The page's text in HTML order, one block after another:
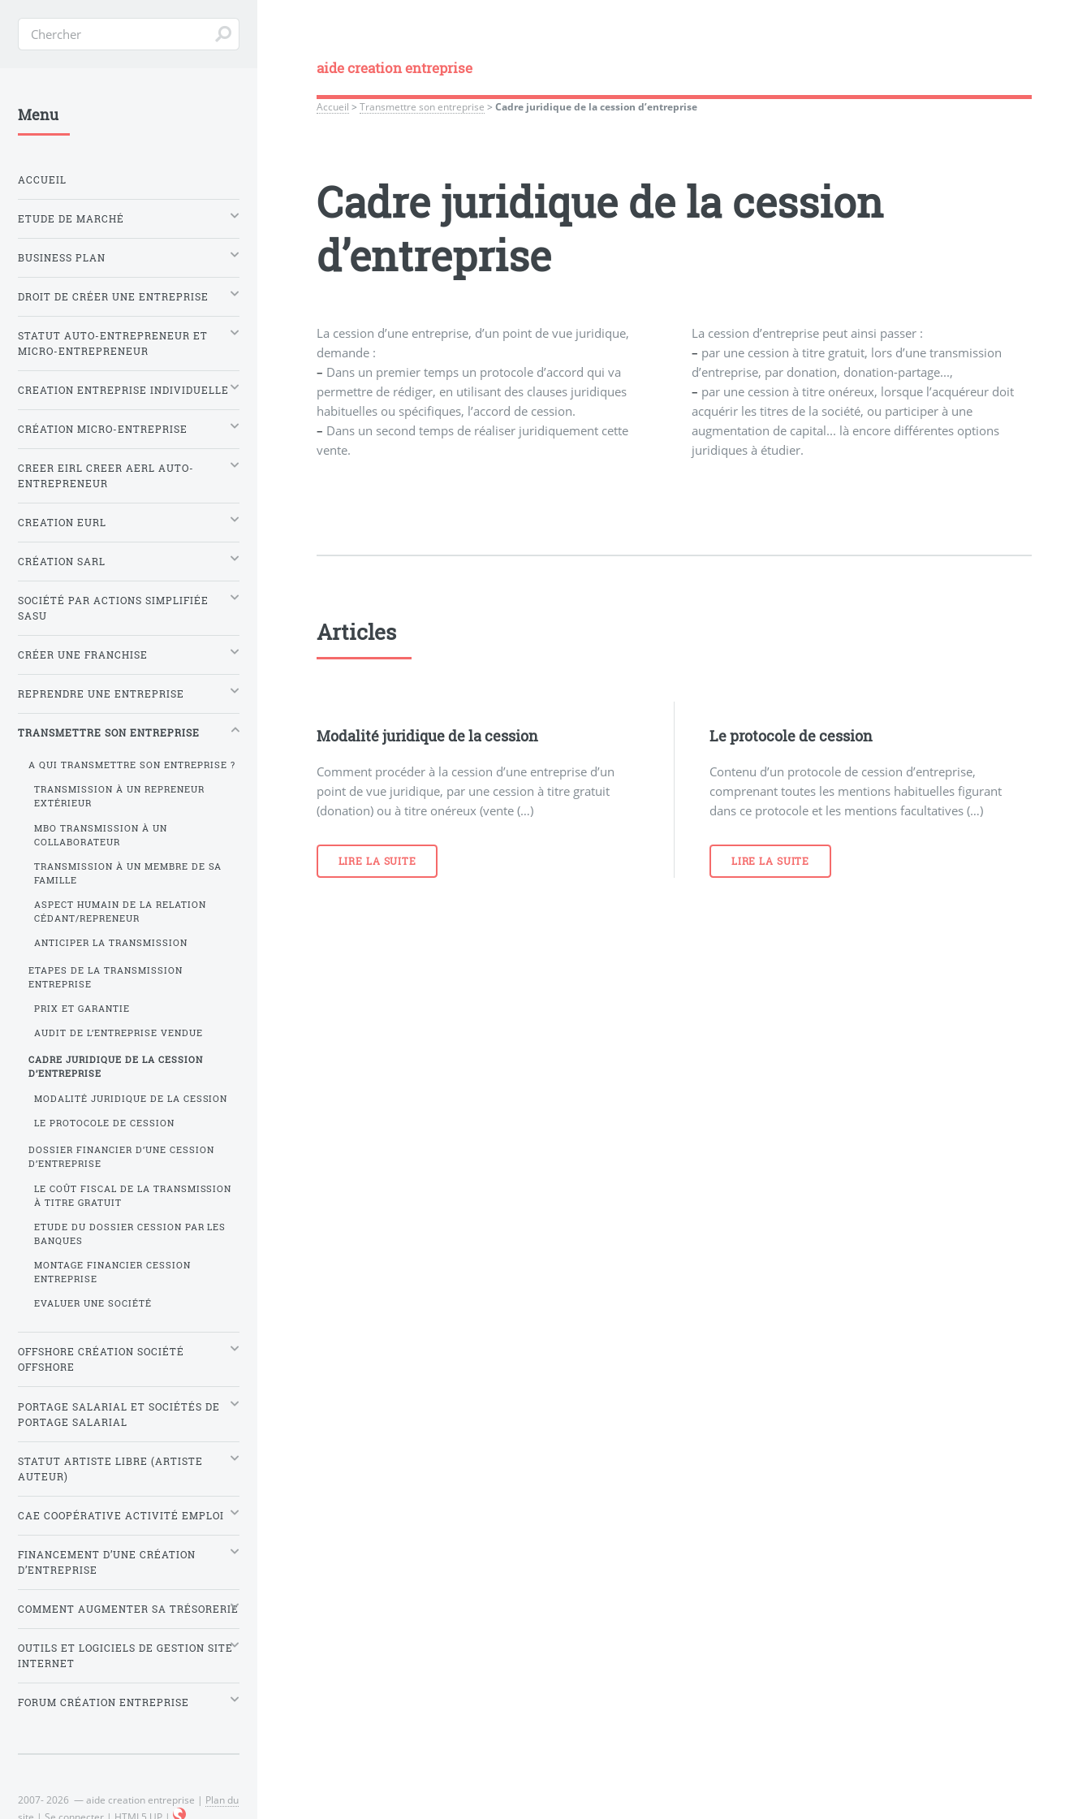
aide creation entreprise
Accueil >Transmettre son entreprise >Cadre juridique de la cession d’entreprise
Cadre juridique de la cession
d’entreprise
La cession d’une entreprise, d’un point de vue juridique,
demande :
– Dans un premier temps un protocole d’accord qui va
permettre de rédiger, en utilisant des clauses juridiques
habituelles ou spécifiques, l’accord de cession.
– Dans un second temps de réaliser juridiquement cette
vente.
La cession d’entreprise peut ainsi passer :
– par une cession à titre gratuit, lors d’une transmission
d’entreprise, par donation, donation-partage...,
– par une cession à titre onéreux, lorsque l’acquéreur doit
acquérir les titres de la société, ou participer à une
augmentation de capital... là encore différentes options
juridiques à étudier.
Articles
Modalité juridique de la cession
Comment procéder à la cession d’une entreprise d’un
point de vue juridique, par une cession à titre gratuit
(donation) ou à titre onéreux (vente (…)
LIRE LA SUITE
Le protocole de cession
Contenu d’un protocole de cession d’entreprise,
comprenant toutes les mentions habituelles figurant
dans ce protocole et les mentions facultatives (…)
LIRE LA SUITE
Menu
ACCUEIL
ETUDE DE MARCHÉ
BUSINESS PLAN
DROIT DE CRÉER UNE ENTREPRISE
STATUT AUTO-ENTREPRENEUR ET
MICRO-ENTREPRENEUR
CREATION ENTREPRISE INDIVIDUELLE
CRÉATION MICRO-ENTREPRISE
CREER EIRL CREER AERL AUTO-
ENTREPRENEUR
CREATION EURL
CRÉATION SARL
SOCIÉTÉ PAR ACTIONS SIMPLIFIÉE
SASU
CRÉER UNE FRANCHISE
REPRENDRE UNE ENTREPRISE
TRANSMETTRE SON ENTREPRISE
A QUI TRANSMETTRE SON ENTREPRISE ?
TRANSMISSION À UN REPRENEUR
EXTÉRIEUR
MBO TRANSMISSION À UN
COLLABORATEUR
TRANSMISSION À UN MEMBRE DE SA
FAMILLE
ASPECT HUMAIN DE LA RELATION
CÉDANT/REPRENEUR
ANTICIPER LA TRANSMISSION
ETAPES DE LA TRANSMISSION
ENTREPRISE
PRIX ET GARANTIE
AUDIT DE L’ENTREPRISE VENDUE
CADRE JURIDIQUE DE LA CESSION
D’ENTREPRISE
MODALITÉ JURIDIQUE DE LA CESSION
LE PROTOCOLE DE CESSION
DOSSIER FINANCIER D’UNE CESSION
D’ENTREPRISE
LE COÛT FISCAL DE LA TRANSMISSION
À TITRE GRATUIT
ETUDE DU DOSSIER CESSION PAR LES
BANQUES
MONTAGE FINANCIER CESSION
ENTREPRISE
EVALUER UNE SOCIÉTÉ
OFFSHORE CRÉATION SOCIÉTÉ
OFFSHORE
PORTAGE SALARIAL ET SOCIÉTÉS DE
PORTAGE SALARIAL
STATUT ARTISTE LIBRE (ARTISTE
AUTEUR)
CAE COOPÉRATIVE ACTIVITÉ EMPLOI
FINANCEMENT D’UNE CRÉATION
D’ENTREPRISE
COMMENT AUGMENTER SA TRÉSORERIE
OUTILS ET LOGICIELS DE GESTION SITE
INTERNET
FORUM CRÉATION ENTREPRISE
2007- 2026 — aide creation entreprise | Plan du